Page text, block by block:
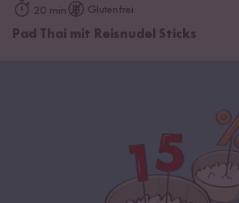
20 min Glutenfrei
Pad Thai mit Reisnudel Sticks